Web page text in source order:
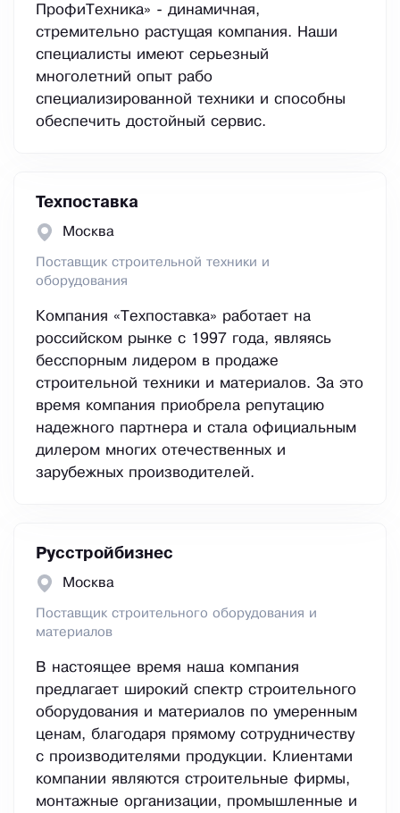
ПрофиТехника» - динамичная,
стремительно растущая компания. Наши
специалисты имеют серьезный
многолетний опыт рабо
специализированной техники и способны
обеспечить достойный сервис.
Техпоставка
Москва
Поставщик строительной техники и
оборудования
Компания «Техпоставка» работает на
российском рынке с 1997 года, являясь
бесспорным лидером в продаже
строительной техники и материалов. За это
время компания приобрела репутацию
надежного партнера и стала официальным
дилером многих отечественных и
зарубежных производителей.
Русстройбизнес
Москва
Поставщик строительного оборудования и
материалов
В настоящее время наша компания
предлагает широкий спектр строительного
оборудования и материалов по умеренным
ценам, благодаря прямому сотрудничеству
с производителями продукции. Клиентами
компании являются строительные фирмы,
монтажные организации, промышленные и